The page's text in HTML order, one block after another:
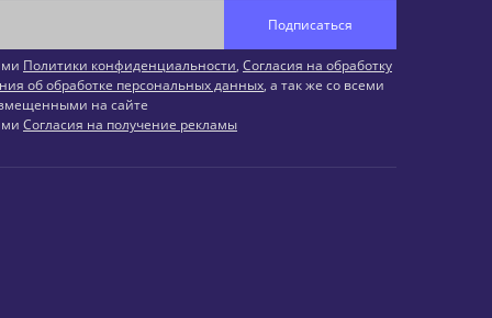
Подписаться
Политики конфиденциальности, Согласия на обработку
об обработке персональных данных, а так же со всеми
на сайте
Согласия на получение рекламы